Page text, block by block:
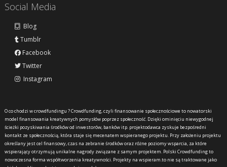
Social Media
Blog
Tumblr
Facebook
Twitter
Instagram
O co chodzi w crowdfundingu ?Crowdfunding, czyli finansowanie społecznościowe to nowatorski
model finansowania kreatywnych pomysłów poprzez społeczność. Dzięki ominięciu niewygodnej
ścieżki pozyskiwania środków od inwestorów, banków itp. projektodawca zyskuje bezpośredni
kontakt ze społecznością, która staje się mecenatem wspieranego projektu. Przy założeniu projektu
określany jest cel finansowy, czas na zebranie środków oraz różne poziomy wsparcia, za które
wspierający otrzymują unikalne nagrody związane z samym projektem. Polski Crowdfunding to
nowoczesna forma współtworzenia kreatywności. Projekty na wspieram.to nie są traktowane jako